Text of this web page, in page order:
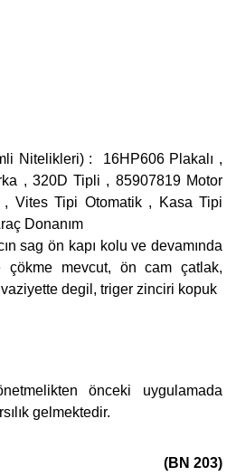
Nitelikleri) : 16HP606 Plakalı ,
, 320D Tipli , 85907819 Motor
, Vites Tipi Otomatik , Kasa Tipi
Donanım
sag ön kapı kolu ve devamında
çökme mevcut, ön cam çatlak,
vaziyette degil, triger zinciri kopuk
önceki uygulamada
gelmektedir.
(BN 203)